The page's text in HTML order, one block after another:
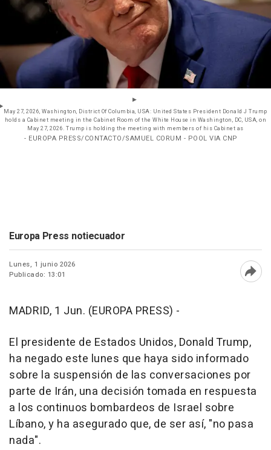
May 27, 2026, Washington, District Of Columbia, USA: United States President Donald J Trump
holds a Cabinet meeting in the Cabinet Room of the White House in Washington, DC, USA, on
May 27, 2026. Trump is holding the meeting with members of his Cabinet as
- EUROPA PRESS/CONTACTO/SAMUEL CORUM - POOL VIA CNP
Europa Press notiecuador
Lunes, 1 junio 2026
Publicado: 13:01
MADRID, 1 Jun. (EUROPA PRESS) -
El presidente de Estados Unidos, Donald Trump,
ha negado este lunes que haya sido informado
sobre la suspensión de las conversaciones por
parte de Irán, una decisión tomada en respuesta
a los continuos bombardeos de Israel sobre
Líbano, y ha asegurado que, de ser así, "no pasa
nada".